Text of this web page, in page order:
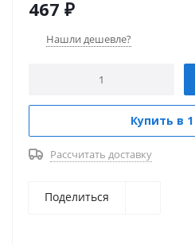
467 ₽
Нашли дешевле?
Купить в
Рассчитать доставку
Поделиться